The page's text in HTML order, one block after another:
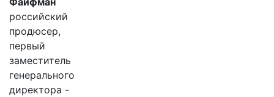
российский
продюсер,
первый
заместитель
генерального
директора -